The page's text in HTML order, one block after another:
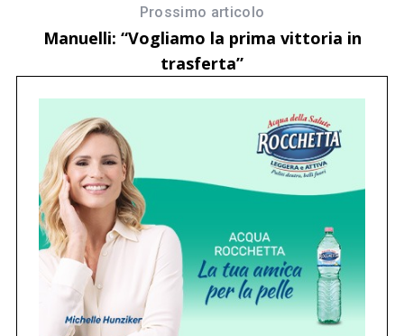
Prossimo articolo
Manuelli: “Vogliamo la prima vittoria in
trasferta”